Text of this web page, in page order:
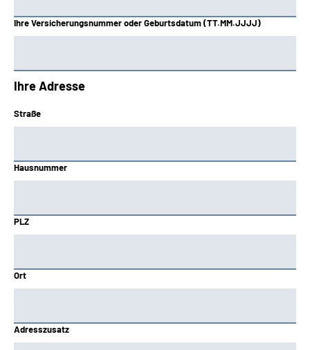
Ihre Versicherungsnummer oder Geburtsdatum (TT.MM.JJJJ)
Ihre Adresse
Straße
Hausnummer
PLZ
Ort
Adresszusatz